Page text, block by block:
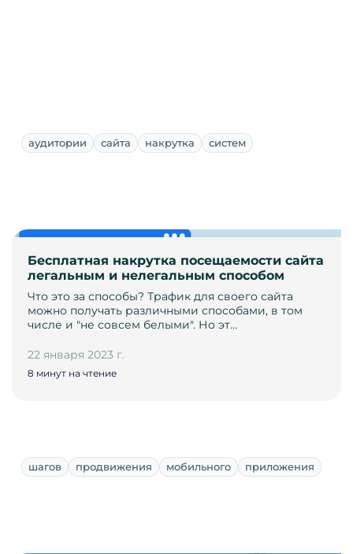
аудитории сайта накрутка систем
Бесплатная накрутка посещаемости сайта
легальным и нелегальным способом
Что это за способы? Трафик для своего сайта
можно получать различными способами, в том
числе и "не совсем белыми". Но эт…
22 января 2023 г.
8 минут на чтение
шагов продвижения мобильного приложения